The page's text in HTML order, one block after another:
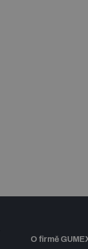
O firmě